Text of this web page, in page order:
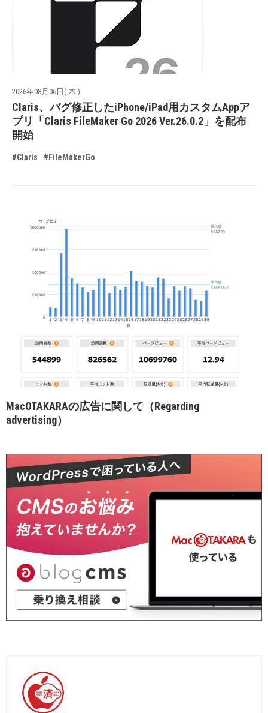
2026年08月06日( 木 )
Claris、バグ修正したiPhone/iPad用カスタムAppア
プリ「Claris FileMaker Go 2026 Ver.26.0.2」を配布
開始
#Claris #FileMakerGo
MacOTAKARAの広告に関して（Regarding
advertising）